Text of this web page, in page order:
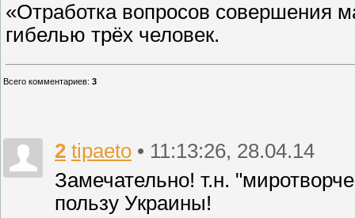
«Отработка вопросов совершения
гибелью трёх человек.
Всего комментариев: 3
2 tipaeto • 11:13:26, 28.04.14
Замечательно! т.н.
пользу Украины!